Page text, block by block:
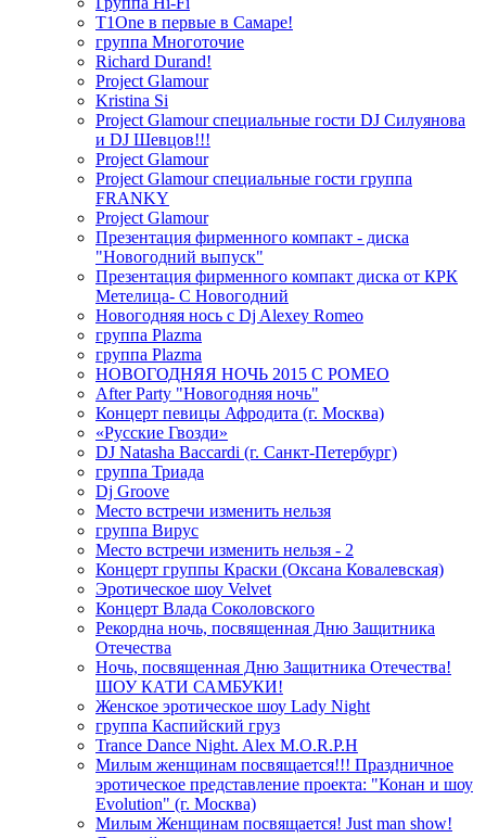
T1One в первые в Самаре!
группа Многоточие
Richard Durand!
Project Glamour
Kristina Si
Project Glamour специальные гости DJ Силуянова
и DJ Шевцов!!!
Project Glamour
Project Glamour специальные гости группа
FRANKY
Project Glamour
Презентация фирменного компакт - диска
"Новогодний выпуск"
Презентация фирменного компакт диска от КРК
Метелица- С Новогодний
Новогодняя нось с Dj Alexey Romeo
группа Plazma
группа Plazma
НОВОГОДНЯЯ НОЧЬ 2015 C РОМЕО
After Party "Новогодняя ночь"
Концерт певицы Афродита (г. Москва)
«Русские Гвозди»
DJ Natasha Baccardi (г. Санкт-Петербург)
группа Триада
Dj Groove
Место встречи изменить нельзя
группа Вирус
Место встречи изменить нельзя - 2
Концерт группы Краски (Оксана Ковалевская)
Эротическое шоу Velvet
Концерт Влада Соколовского
Рекордна ночь, посвященная Дню Защитника
Отечества
Ночь, посвященная Дню Защитника Отечества!
ШОУ КАТИ САМБУКИ!
Женское эротическое шоу Lady Night
группа Каспийский груз
Trance Dance Night. Alex M.O.R.P.H
Милым женщинам посвящается!!! Праздничное
эротическое представление проекта: "Конан и шоу
Evolution" (г. Москва)
Милым Женщинам посвящается! Just man show!